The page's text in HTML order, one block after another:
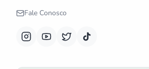
Fale Conosco